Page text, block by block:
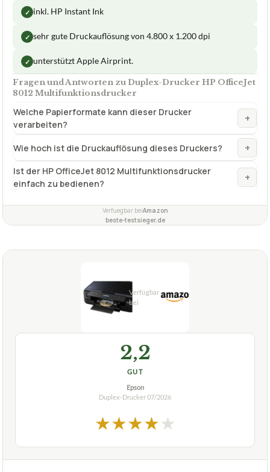
✓ inkl. HP Instant Ink
✓ sehr gute Druckauflösung von 4.800 x 1.200 dpi
✓ unterstützt Apple Airprint.
Fragen und Antworten zu Duplex-Drucker HP OfficeJet
8012 Multifunktionsdrucker
Welche Papierformate kann dieser Drucker
verarbeiten?
+
Wie hoch ist die Druckauflösung dieses Druckers? +
Ist der HP OfficeJet 8012 Multifunktionsdrucker
einfach zu bedienen?
+
Verfuegbar beiAmazon
beste-testsieger.de
2,2
GUT
Epson
Duplex-Drucker07/2026
★★★★★